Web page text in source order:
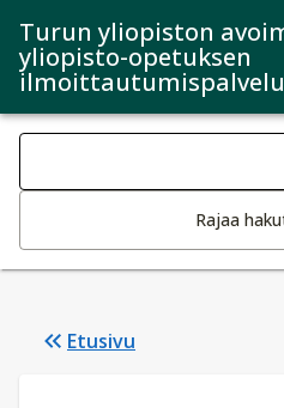
Turun yliopiston
yliopisto-opetuksen
ilmoittautumispalvelu
Haku
Rajaa
Etusivu